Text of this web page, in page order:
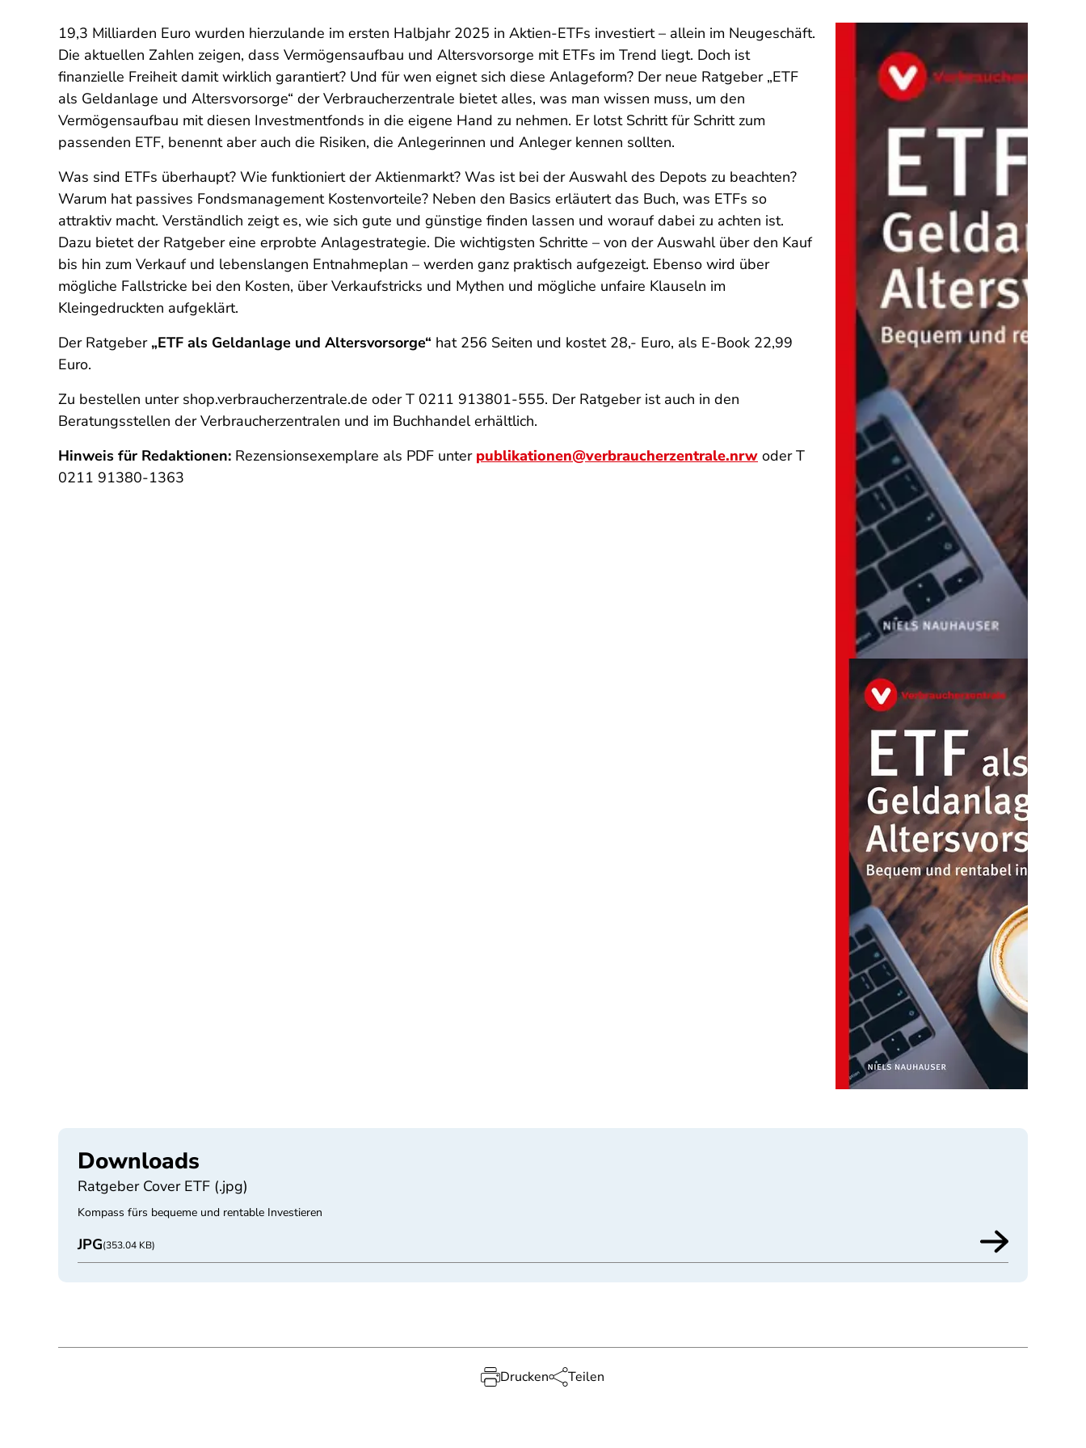
19,3 Milliarden Euro wurden hierzulande im ersten Halbjahr 2025 in Aktien-ETFs investiert – allein im Neugeschäft.
Die aktuellen Zahlen zeigen, dass Vermögensaufbau und Altersvorsorge mit ETFs im Trend liegt. Doch ist
finanzielle Freiheit damit wirklich garantiert? Und für wen eignet sich diese Anlageform? Der neue Ratgeber „ETF
als Geldanlage und Altersvorsorge“ der Verbraucherzentrale bietet alles, was man wissen muss, um den
Vermögensaufbau mit diesen Investmentfonds in die eigene Hand zu nehmen. Er lotst Schritt für Schritt zum
passenden ETF, benennt aber auch die Risiken, die Anlegerinnen und Anleger kennen sollten.
Was sind ETFs überhaupt? Wie funktioniert der Aktienmarkt? Was ist bei der Auswahl des Depots zu beachten?
Warum hat passives Fondsmanagement Kostenvorteile? Neben den Basics erläutert das Buch, was ETFs so
attraktiv macht. Verständlich zeigt es, wie sich gute und günstige finden lassen und worauf dabei zu achten ist.
Dazu bietet der Ratgeber eine erprobte Anlagestrategie. Die wichtigsten Schritte – von der Auswahl über den Kauf
bis hin zum Verkauf und lebenslangen Entnahmeplan – werden ganz praktisch aufgezeigt. Ebenso wird über
mögliche Fallstricke bei den Kosten, über Verkaufstricks und Mythen und mögliche unfaire Klauseln im
Kleingedruckten aufgeklärt.
Der Ratgeber „ETF als Geldanlage und Altersvorsorge“ hat 256 Seiten und kostet 28,- Euro, als E-Book 22,99
Euro.
Zu bestellen unter shop.verbraucherzentrale.de oder T 0211 913801-555. Der Ratgeber ist auch in den
Beratungsstellen der Verbraucherzentralen und im Buchhandel erhältlich.
Hinweis für Redaktionen: Rezensionsexemplare als PDF unter publikationen@verbraucherzentrale.nrw oder T
0211 91380-1363
Downloads
Ratgeber Cover ETF (.jpg)
Kompass fürs bequeme und rentable Investieren
JPG(353.04 KB)
Drucken Teilen